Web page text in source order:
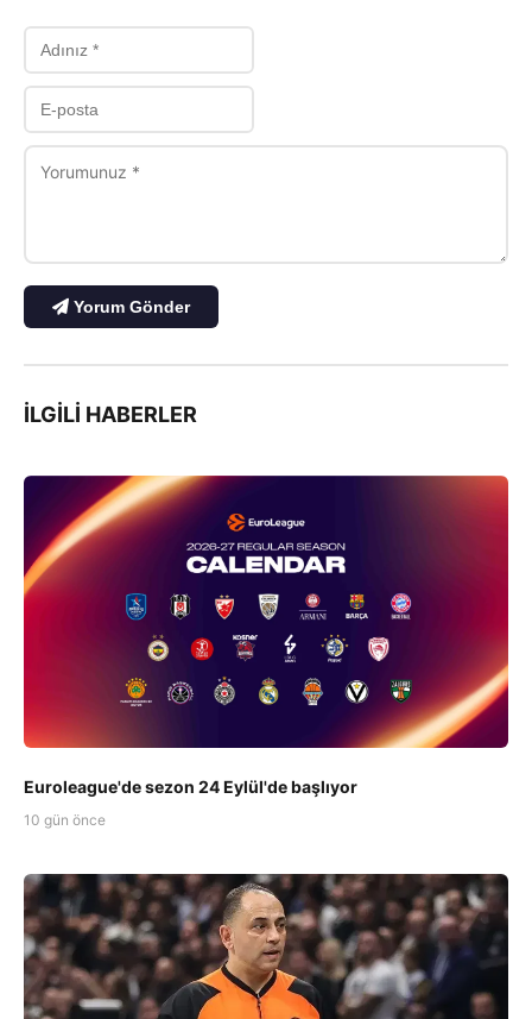
Yorum Gönder
İLGILI HABERLER
Euroleague'de sezon 24 Eylül'de başlıyor
10 gün önce